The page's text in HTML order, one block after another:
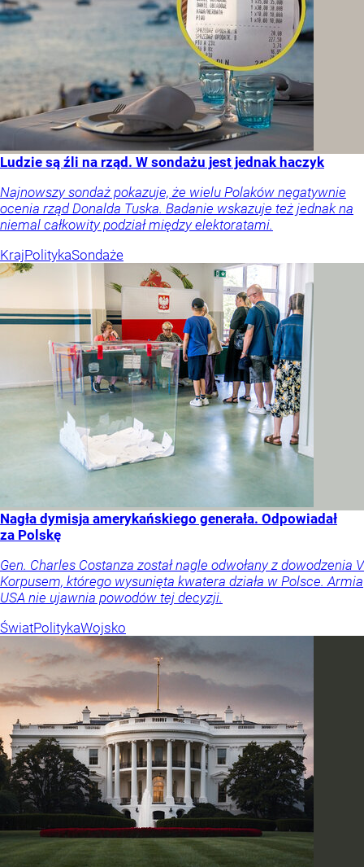
Ludzie są źli na rząd. W sondażu jest jednak haczyk
Najnowszy sondaż pokazuje, że wielu Polaków negatywnie
ocenia rząd Donalda Tuska. Badanie wskazuje też jednak na
niemal całkowity podział między elektoratami.
KrajPolitykaSondaże
Nagła dymisja amerykańskiego generała. Odpowiadał
za Polskę
Gen. Charles Costanza został nagle odwołany z dowodzenia V
Korpusem, którego wysunięta kwatera działa w Polsce. Armia
USA nie ujawnia powodów tej decyzji.
ŚwiatPolitykaWojsko